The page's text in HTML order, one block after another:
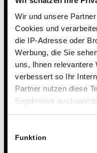
Wir und unsere
Cookies und
die IP-Adresse oder
Werbung, die Sie
uns, Ihnen relevantere
verbessert so Ihr
Partner nutzen diese
Ergebnisse
anzupassen. Wir
Technologien.
Funktion